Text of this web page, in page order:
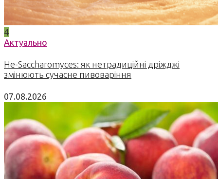
4
Актуально
Не-Saccharomyces: як нетрадиційні дріжджі
змінюють сучасне пивоваріння
07.08.2026